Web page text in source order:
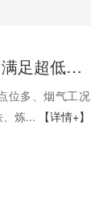
钢铁行业除尘方案，满足超低排放要求
位多、烟气工况
炼...
【详情+】